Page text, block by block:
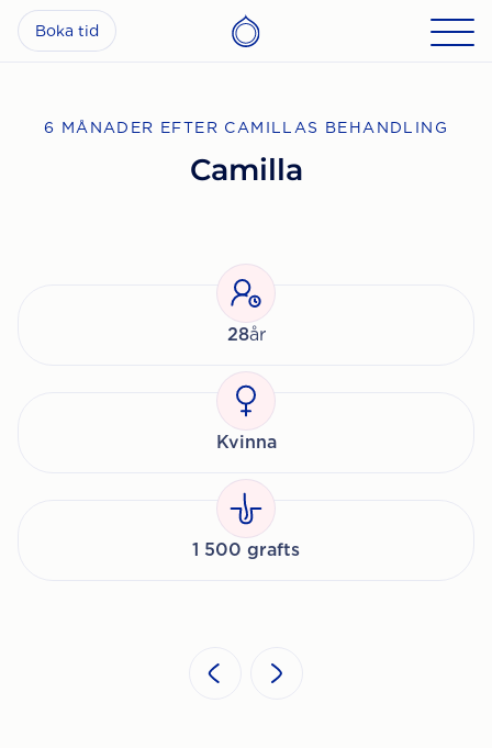
Boka tid
6 MÅNADER EFTER CAMILLAS BEHANDLING
Camilla
28år
Kvinna
1 500 grafts